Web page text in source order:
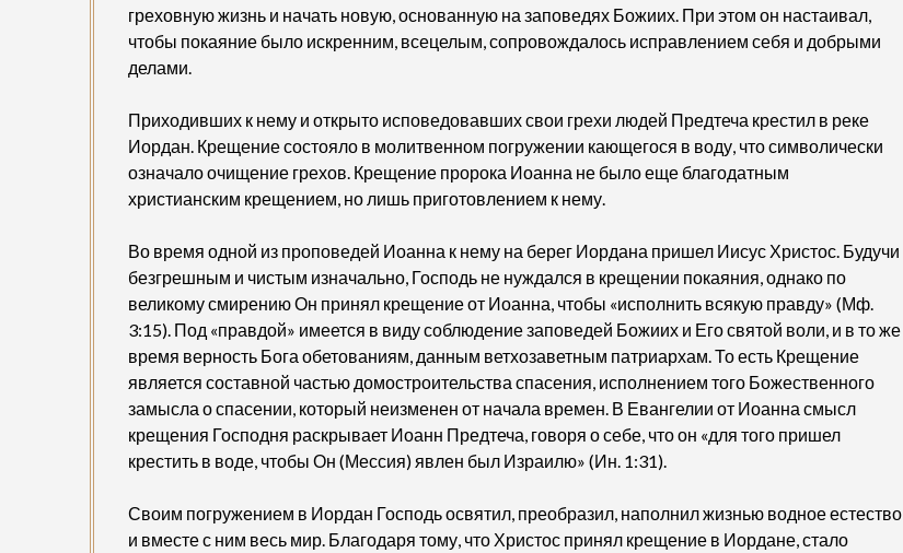
греховную жизнь и начать новую, основанную на заповедях Божиих. При этом он настаивал,
чтобы покаяние было искренним, всецелым, сопровождалось исправлением себя и добрыми
делами.
Приходивших к нему и открыто исповедовавших свои грехи людей Предтеча крестил в реке
Иордан. Крещение состояло в молитвенном погружении кающегося в воду, что символически
означало очищение грехов. Крещение пророка Иоанна не было еще благодатным
христианским крещением, но лишь приготовлением к нему.
Во время одной из проповедей Иоанна к нему на берег Иордана пришел Иисус Христос. Будучи
безгрешным и чистым изначально, Господь не нуждался в крещении покаяния, однако по
великому смирению Он принял крещение от Иоанна, чтобы «исполнить всякую правду» (Мф.
3:15). Под «правдой» имеется в виду соблюдение заповедей Божиих и Его святой воли, и в то же
время верность Бога обетованиям, данным ветхозаветным патриархам. То есть Крещение
является составной частью домостроительства спасения, исполнением того Божественного
замысла о спасении, который неизменен от начала времен. В Евангелии от Иоанна смысл
крещения Господня раскрывает Иоанн Предтеча, говоря о себе, что он «для того пришел
крестить в воде, чтобы Он (Мессия) явлен был Израилю» (Ин. 1:31).
Своим погружением в Иордан Господь освятил, преобразил, наполнил жизнью водное естество
и вместе с ним весь мир. Благодаря тому, что Христос принял крещение в Иордане, стало